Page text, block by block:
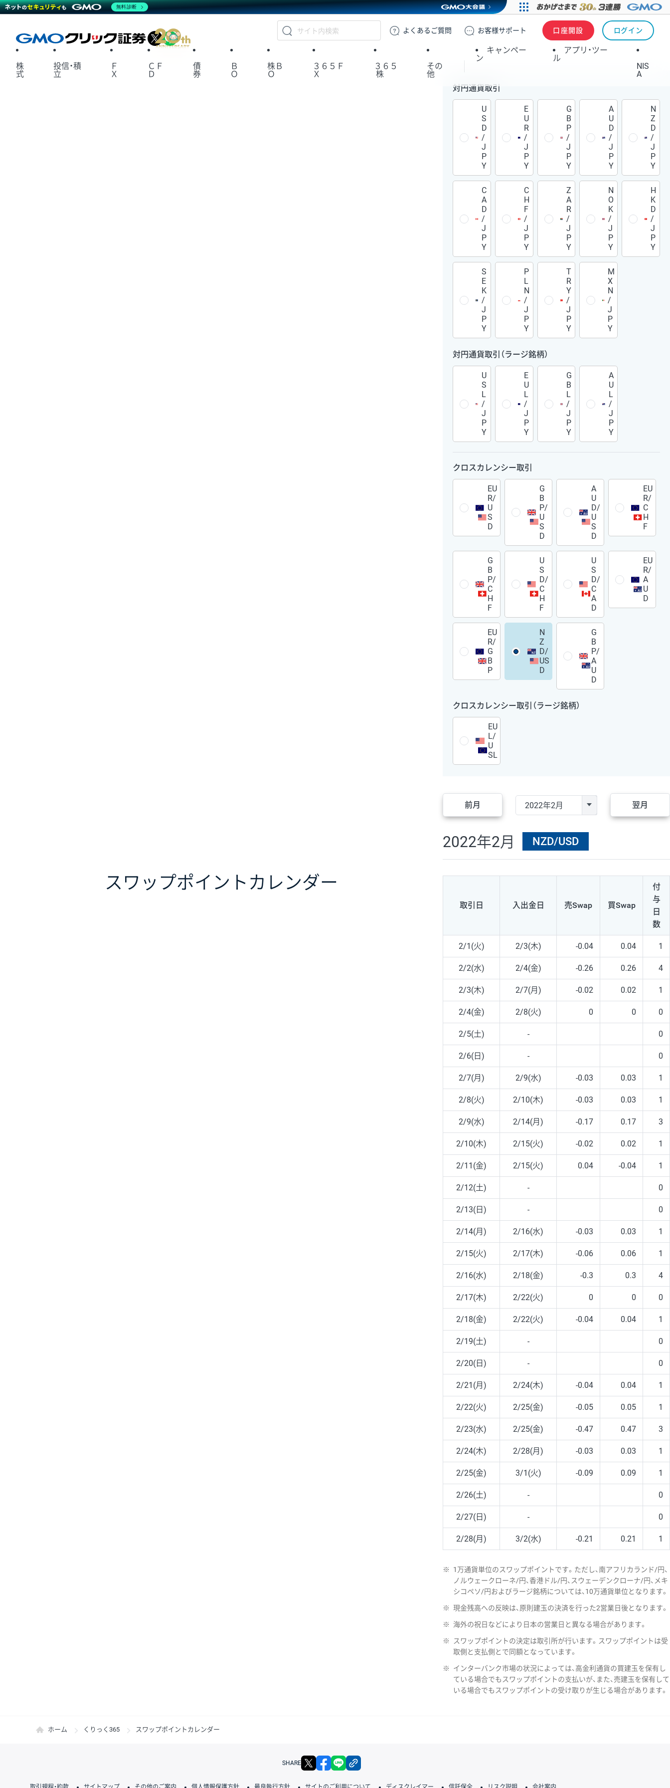
GMOクリック証券
よくある ご質問 お客様サポート 口座開設 ログイン
X
株
式
投信・積
立
Ｆ
Ｘ
ＣＦ
Ｄ
債
券
Ｂ
Ｏ
株Ｂ
Ｏ
３６５Ｆ
Ｘ
３６５
株
その
他
キャンペー
ン
アプリ・ツー
ル
NIS
A
スワップポイント カレンダー
対円通貨取引
U
S
D
/
J
P
Y
E
U
R
/
J
P
Y
G
B
P
/
J
P
Y
A
U
D
/
J
P
Y
N
Z
D
/
J
P
Y
C
A
D
/
J
P
Y
C
H
F
/
J
P
Y
Z
A
R
/
J
P
Y
N
O
K
/
J
P
Y
H
K
D
/
J
P
Y
S
E
K
/
J
P
Y
P
L
N
/
J
P
Y
T
R
Y
/
J
P
Y
M
X
N
/
J
P
Y
対円通貨取引（ラージ銘柄）
U
S
L
/
J
P
Y
E
U
L
/
J
P
Y
G
B
L
/
J
P
Y
A
U
L
/
J
P
Y
クロスカレンシー取引
EU
R/
U
S
D
G
B
P/
U
S
D
A
U
D/
U
S
D
EU
R/
C
H
F
G
B
P/
C
H
F
U
S
D/
C
H
F
U
S
D/
C
A
D
EU
R/
A
U
D
EU
R/
G
B
P
N
Z
D/
US
D
G
B
P/
A
U
D
クロスカレンシー取引（ラージ銘柄）
EU
L/
U
SL
前月 翌月
2022年2月 NZD/USD
取引日 入出金日 売Swap 買Swap
付
与
日
数
2/1(火) 2/3(木) -0.04 0.04 1
2/2(水) 2/4(金) -0.26 0.26 4
2/3(木) 2/7(月) -0.02 0.02 1
2/4(金) 2/8(火) 0 0 0
2/5(土) - 0
2/6(日) - 0
2/7(月) 2/9(水) -0.03 0.03 1
2/8(火) 2/10(木) -0.03 0.03 1
2/9(水) 2/14(月) -0.17 0.17 3
2/10(木) 2/15(火) -0.02 0.02 1
2/11(金) 2/15(火) 0.04 -0.04 1
2/12(土) - 0
2/13(日) - 0
2/14(月) 2/16(水) -0.03 0.03 1
2/15(火) 2/17(木) -0.06 0.06 1
2/16(水) 2/18(金) -0.3 0.3 4
2/17(木) 2/22(火) 0 0 0
2/18(金) 2/22(火) -0.04 0.04 1
2/19(土) - 0
2/20(日) - 0
2/21(月) 2/24(木) -0.04 0.04 1
2/22(火) 2/25(金) -0.05 0.05 1
2/23(水) 2/25(金) -0.47 0.47 3
2/24(木) 2/28(月) -0.03 0.03 1
2/25(金) 3/1(火) -0.09 0.09 1
2/26(土) - 0
2/27(日) - 0
2/28(月) 3/2(水) -0.21 0.21 1
※
1万通貨単位のスワップポイントです。ただし、南アフリカランド/円、
ノルウェークローネ/円、香港ドル/円、スウェーデンクローナ/円、メキ
シコペソ/円およびラージ銘柄については、10万通貨単位となります。
※ 現金残高への反映は、原則建玉の決済を行った2営業日後となります。
※ 海外の祝日などにより日本の営業日と異なる場合があります。
※
スワップポイントの決定は取引所が行います。スワップポイントは受
取側と支払側とで同額となっています。
※
インターバンク市場の状況によっては、高金利通貨の買建玉を保有し
ている場合でもスワップポイントの支払いが、また、売建玉を保有して
いる場合でもスワップポイントの受け取りが生じる場合があります。
ホーム くりっく365 スワップポイントカレンダー
SHARE X facebook
無料診断